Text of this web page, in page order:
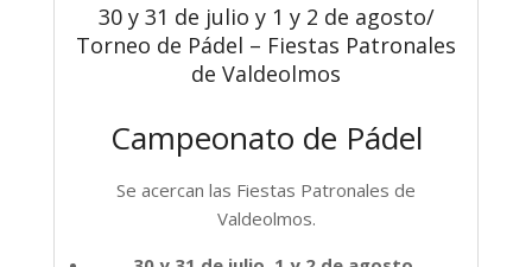
30 y 31 de julio y 1 y 2 de agosto/
Torneo de Pádel – Fiestas Patronales
de Valdeolmos
Campeonato de Pádel
Se acercan las Fiestas Patronales de
Valdeolmos.